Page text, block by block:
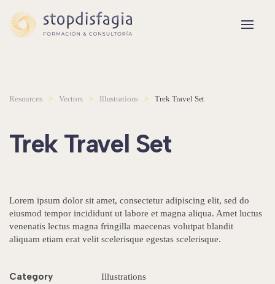
Skip to main content
Resources Vectors Illustra­tions Trek Travel Set
Trek Travel Set
Lorem ipsum dolor sit amet, consectetur adipiscing elit, sed do
eiusmod tempor incididunt ut labore et magna aliqua. Amet luctus
venenatis lectus magna fringilla maecenas volutpat blandit
aliquam etiam erat velit scelerisque egestas scelerisque.
Category Illustra­tions